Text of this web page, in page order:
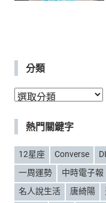
分類
分
熱門關鍵字
12星座 Converse
一周運勢
中時電子報
名人說生活
唐綺陽